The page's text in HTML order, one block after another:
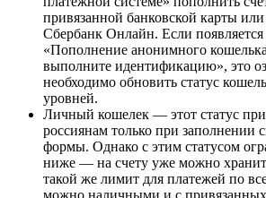
привязанной банковской карты или
Сбербанк Онлайн. Если
«Пополнение анонимного
выполните идентификацию», это
необходимо обновить статус
уровней.
Личный кошелек — этот статус
россиянам только при заполнении
формы. Однако с этим статусом
ниже — на счету уже можно
такой же лимит для платежей по